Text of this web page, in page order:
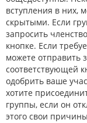
вступления в них,
скрытыми. Если
запросить
кнопке. Если
можете отправить
соответствующей
одобрить ваше
хотите
группы, если он
этого свои